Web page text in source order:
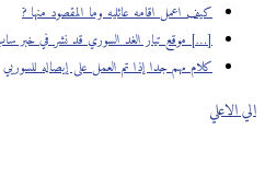
كيف اعمل اقامه عائليه وما المقصود منها ?
[…] موقع تيار الغد السوري قد نشر في خبر ساب
كلام مهم جدا إذا تم العمل على إيصاله للسوريي
الي الاعلي